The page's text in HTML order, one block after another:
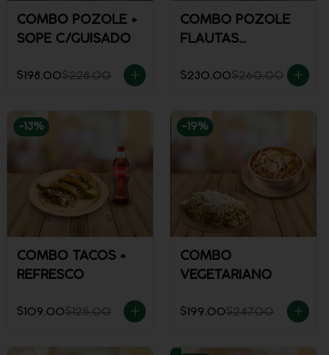
COMBO POZOLE +
SOPE C/GUISADO
$198.00$228.00
COMBO POZOLE
FLAUTAS
$230.00$260.00
-13%
COMBO TACOS +
REFRESCO
$109.00$125.00
-19%
COMBO
VEGETARIANO
$199.00$247.00